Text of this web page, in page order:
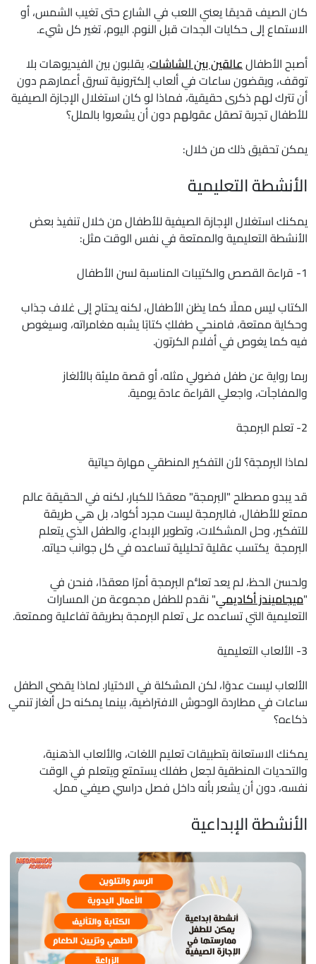
كان الصيف قديمًا يعني اللعب في الشارع حتى تغيب الشمس، أو
الاستماع إلى حكايات الجدات قبل النوم. اليوم، تغير كل شيء.
أصبح الأطفالعالقين بين الشاشات، يقلبون بين الفيديوهات بلا
توقف، ويقضون ساعات في ألعاب إلكترونية تسرق أعمارهم دون
أن تترك لهم ذكرى حقيقية، فماذا لو كان استغلال الإجازة الصيفية
للأطفال تجربة تصقل عقولهم دون أن يشعروا بالملل؟
يمكن تحقيق ذلك من خلال:
الأنشطة التعليمية
يمكنك استغلال الإجازة الصيفية للأطفال من خلال تنفيذ بعض
الأنشطة التعليمية والممتعة في نفس الوقت مثل:
1- قراءة القصص والكتيبات المناسبة لسن الأطفال
الكتاب ليس مملًا كما يظن الأطفال، لكنه يحتاج إلى غلاف جذاب
وحكاية ممتعة، فامنحي طفلكِ كتابًا يشبه مغامراته، وسيغوص
فيه كما يغوص في أفلام الكرتون.
ربما رواية عن طفل فضولي مثله، أو قصة مليئة بالألغاز
والمفاجآت، واجعلي القراءة عادة يومية.
2- تعلم البرمجة
لماذا البرمجة؟ لأن التفكير المنطقي مهارة حياتية
قد يبدو مصطلح "البرمجة" معقدًا للكبار، لكنه في الحقيقة عالم
ممتع للأطفال، فالبرمجة ليست مجرد أكواد، بل هي طريقة
للتفكير، وحل المشكلات، وتطوير الإبداع، والطفل الذي يتعلم
البرمجة يكتسب عقلية تحليلية تساعده في كل جوانب حياته.
ولحسن الحظ، لم يعد تعلُّم البرمجة أمرًا معقدًا، فنحن في
"ميجاميندز أكاديمي" نقدم للطفل مجموعة من المسارات
التعليمية التي تساعده على تعلم البرمجة بطريقة تفاعلية وممتعة.
3- الألعاب التعليمية
الألعاب ليست عدوًا، لكن المشكلة في الاختيار. لماذا يقضي الطفل
ساعات في مطاردة الوحوش الافتراضية، بينما يمكنه حل ألغاز تنمي
ذكاءه؟
يمكنك الاستعانة بتطبيقات تعليم اللغات، والألعاب الذهنية،
والتحديات المنطقية لجعل طفلك يستمتع ويتعلم في الوقت
نفسه، دون أن يشعر بأنه داخل فصل دراسي صيفي ممل.
الأنشطة الإبداعية